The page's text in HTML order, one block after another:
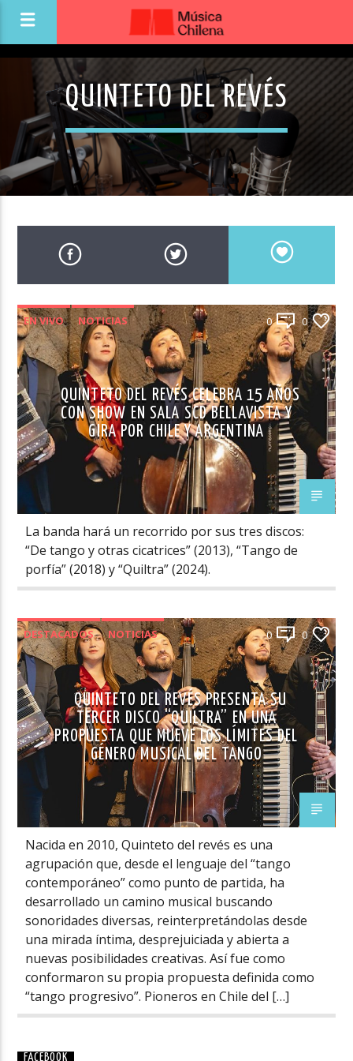
QUINTETO DEL REVÉS
EN VIVO NOTICIAS 0 0
QUINTETO DEL REVÉS CELEBRA 15 AÑOS
CON SHOW EN SALA SCD BELLAVISTA Y
GIRA POR CHILE Y ARGENTINA
La banda hará un recorrido por sus tres discos:
“De tango y otras cicatrices” (2013), “Tango de
porfía” (2018) y “Quiltra” (2024).
DESTACADOS NOTICIAS 0 0
QUINTETO DEL REVÉS PRESENTA SU
TERCER DISCO “QUILTRA” EN UNA
PROPUESTA QUE MUEVE LOS LÍMITES DEL
GÉNERO MUSICAL DEL TANGO
Nacida en 2010, Quinteto del revés es una
agrupación que, desde el lenguaje del “tango
contemporáneo” como punto de partida, ha
desarrollado un camino musical buscando
sonoridades diversas, reinterpretándolas desde
una mirada íntima, desprejuiciada y abierta a
nuevas posibilidades creativas. Así fue como
conformaron su propia propuesta definida como
“tango progresivo”. Pioneros en Chile del […]
FACEBOOK